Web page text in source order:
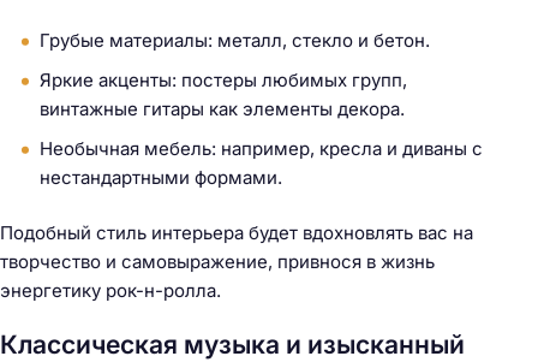
Грубые материалы: металл, стекло и бетон.
Яркие акценты: постеры любимых групп,
винтажные гитары как элементы декора.
Необычная мебель: например, кресла и диваны с
нестандартными формами.
Подобный стиль интерьера будет вдохновлять вас на
творчество и самовыражение, привнося в жизнь
энергетику рок-н-ролла.
Классическая музыка и изысканный